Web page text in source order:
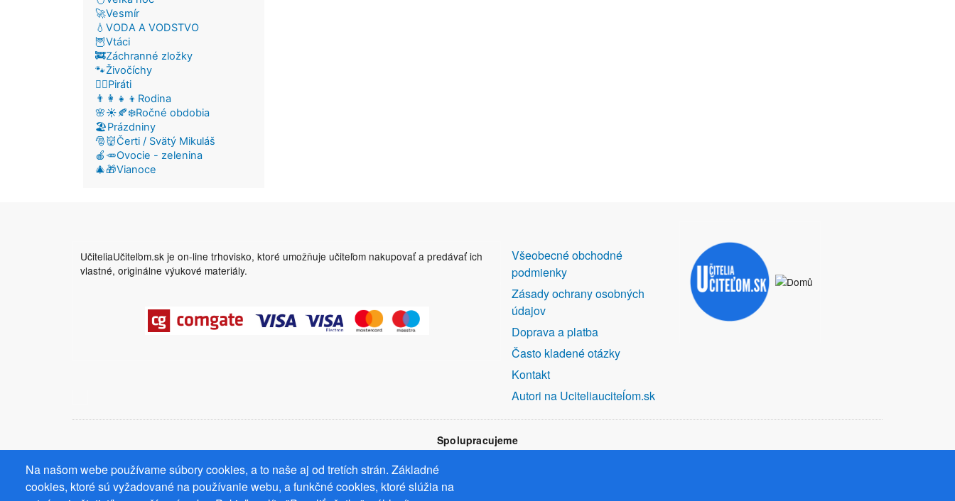
🚀Vesmír
💧VODA A VODSTVO
🦉Vtáci
🚒Záchranné zložky
🐾Živočíchy
🏴‍☠️Piráti
👨‍👩‍👧‍👦Rodina
🌸☀️🍂❄️Ročné obdobia
🏖️Prázdniny
🎅👹Čerti / Svätý Mikuláš
🍎🥕Ovocie - zelenina
🎄🎁Vianoce
UčiteliaUčiteľom.sk je on-line trhovisko, ktoré umožňuje učiteľom nakupovať a predávať ich
vlastné, originálne výukové materiály.
Na našom webe používame súbory cookies, a to naše aj od tretích strán. Základné
cookies, ktoré sú vyžadované na používanie webu, a funkčné cookies, ktoré slúžia na
DALŠÍ
ODKAZY
Všeobecné obchodné
podmienky
Zásady ochrany osobných
údajov
Doprava a platba
Často kladené otázky
Kontakt
Autori na Uciteliauciteĺom.sk
Spolupracujeme